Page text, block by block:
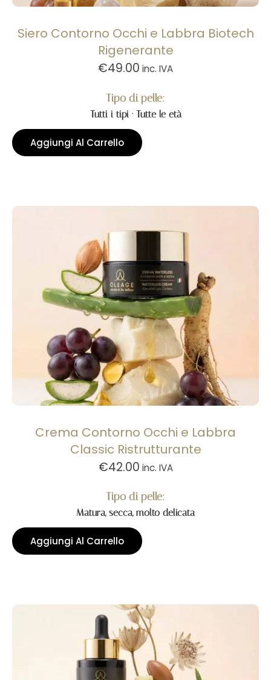
Siero Contorno Occhi e Labbra Biotech
Rigenerante
€49.00 inc. IVA
Tipo di pelle:
Tutti i tipi · Tutte le età
Aggiungi Al Carrello
Crema Contorno Occhi e Labbra
Classic Ristrutturante
€42.00 inc. IVA
Tipo di pelle:
Matura, secca, molto delicata
Aggiungi Al Carrello